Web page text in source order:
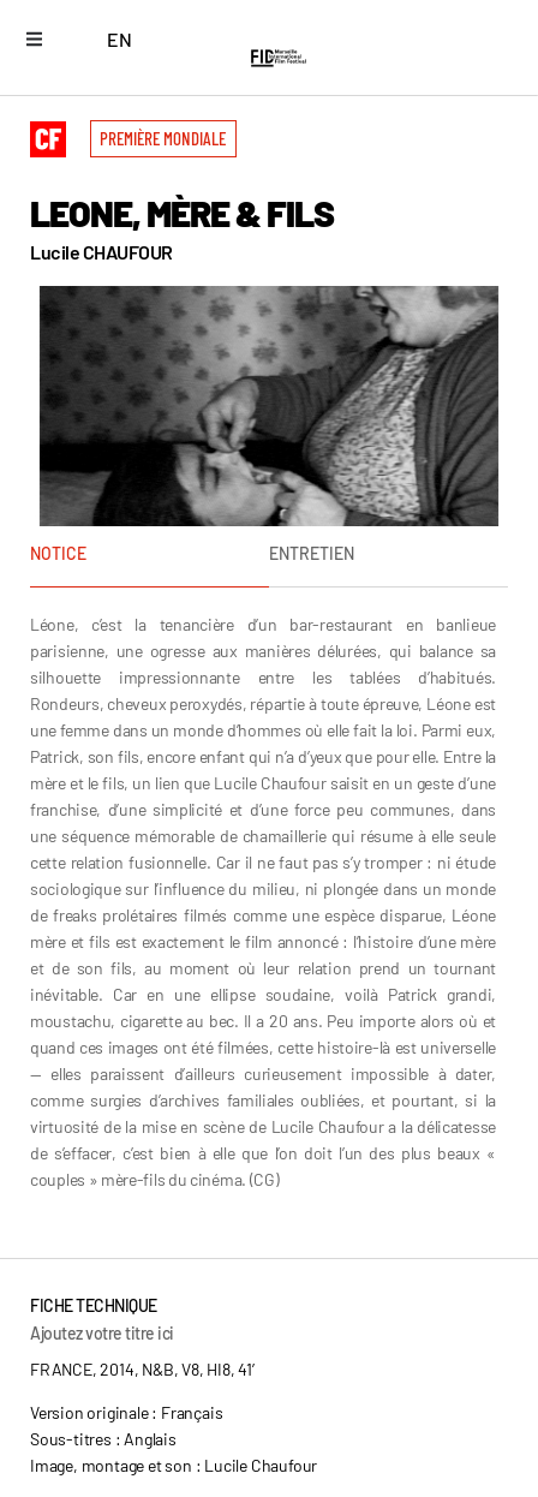
EN
PREMIÈRE MONDIALE
LEONE, MÈRE & FILS
Lucile CHAUFOUR
NOTICE ENTRETIEN
Léone, c’est la tenancière d’un bar-restaurant en banlieue
parisienne, une ogresse aux manières délurées, qui balance sa
silhouette impressionnante entre les tablées d’habitués.
Rondeurs, cheveux peroxydés, répartie à toute épreuve, Léone est
une femme dans un monde d’hommes où elle fait la loi. Parmi eux,
Patrick, son fils, encore enfant qui n’a d’yeux que pour elle. Entre la
mère et le fils, un lien que Lucile Chaufour saisit en un geste d’une
franchise, d’une simplicité et d’une force peu communes, dans
une séquence mémorable de chamaillerie qui résume à elle seule
cette relation fusionnelle. Car il ne faut pas s’y tromper : ni étude
sociologique sur l’influence du milieu, ni plongée dans un monde
de freaks prolétaires filmés comme une espèce disparue, Léone
mère et fils est exactement le film annoncé : l’histoire d’une mère
et de son fils, au moment où leur relation prend un tournant
inévitable. Car en une ellipse soudaine, voilà Patrick grandi,
moustachu, cigarette au bec. Il a 20 ans. Peu importe alors où et
quand ces images ont été filmées, cette histoire-là est universelle
— elles paraissent d’ailleurs curieusement impossible à dater,
comme surgies d’archives familiales oubliées, et pourtant, si la
virtuosité de la mise en scène de Lucile Chaufour a la délicatesse
de s’effacer, c’est bien à elle que l’on doit l’un des plus beaux «
couples » mère-fils du cinéma. (CG)
FICHE TECHNIQUE
Ajoutez votre titre ici
FRANCE, 2014, N&B, V8, HI8, 41’
Version originale : Français
Sous-titres : Anglais
Image, montage et son : Lucile Chaufour